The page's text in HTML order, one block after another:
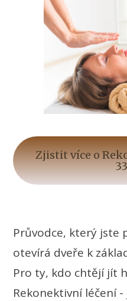
Zjistit více o
Průvodce, který jste
otevírá dveře k
Pro ty, kdo chtějí jít
Rekonektivní léčení